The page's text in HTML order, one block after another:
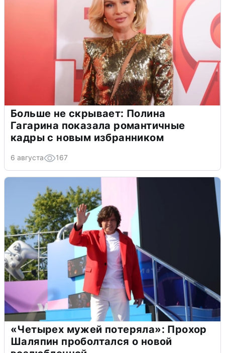
Больше не скрывает: Полина
Гагарина показала романтичные
кадры с новым избранником
6 августа 167
«Четырех мужей потеряла»: Прохор
Шаляпин проболтался о новой